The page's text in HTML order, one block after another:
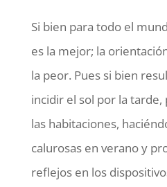
Si bien para todo el
es la mejor; la
la peor. Pues si bien
incidir el sol por la
las habitaciones,
calurosas en verano y
reflejos en los